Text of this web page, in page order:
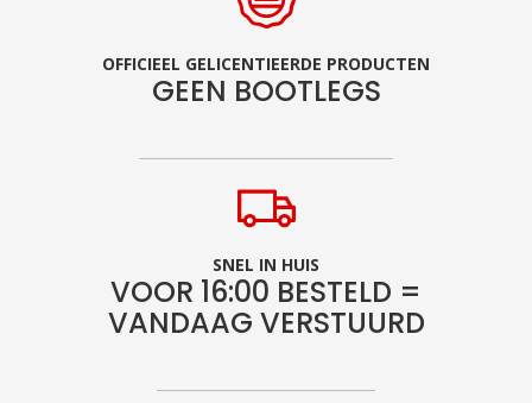
OFFICIEEL GELICENTIEERDE PRODUCTEN
GEEN BOOTLEGS
SNEL IN HUIS
VOOR 16:00 BESTELD =
VANDAAG VERSTUURD